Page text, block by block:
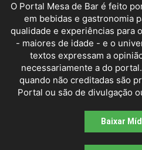
O Portal Mesa de Bar é feito
em bebidas e gastronomia
qualidade e experiências para
- maiores de idade - e o
textos expressam a
necessariamente a do
quando não creditadas são
Portal ou são de divulgação
Baixar